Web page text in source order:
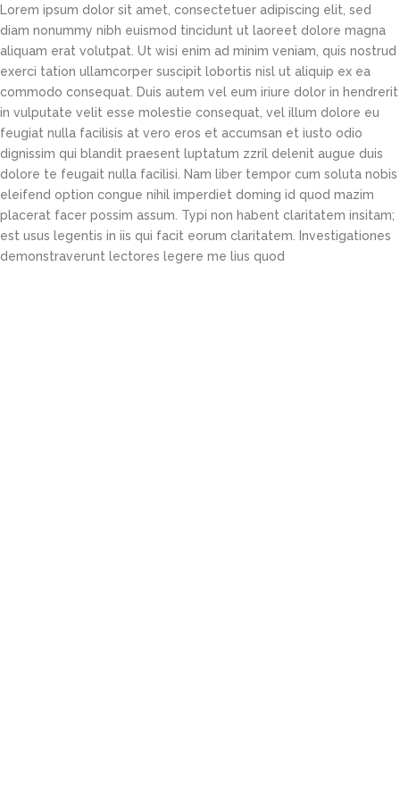
Lorem ipsum dolor sit amet, consectetuer adipiscing elit, sed
diam nonummy nibh euismod tincidunt ut laoreet dolore magna
aliquam erat volutpat. Ut wisi enim ad minim veniam, quis nostrud
exerci tation ullamcorper suscipit lobortis nisl ut aliquip ex ea
commodo consequat. Duis autem vel eum iriure dolor in hendrerit
in vulputate velit esse molestie consequat, vel illum dolore eu
feugiat nulla facilisis at vero eros et accumsan et iusto odio
dignissim qui blandit praesent luptatum zzril delenit augue duis
dolore te feugait nulla facilisi. Nam liber tempor cum soluta nobis
eleifend option congue nihil imperdiet doming id quod mazim
placerat facer possim assum. Typi non habent claritatem insitam;
est usus legentis in iis qui facit eorum claritatem. Investigationes
demonstraverunt lectores legere me lius quod